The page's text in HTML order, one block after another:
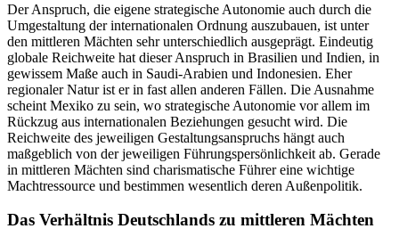
Der Anspruch, die eigene strategische Autonomie auch durch die
Umgestaltung der internationalen Ordnung auszubauen, ist unter
den mittleren Mäch­ten sehr unterschiedlich ausgeprägt. Eindeutig
globale Reichweite hat dieser Anspruch in Brasilien und Indien, in
gewissem Maße auch in Saudi-Arabien und Indonesien. Eher
regionaler Natur ist er in fast allen anderen Fällen. Die Ausnahme
scheint Mexiko zu sein, wo strategische Autonomie vor allem im
Rückzug aus internationalen Beziehungen gesucht wird. Die
Reichweite des jeweiligen Gestaltungs­anspruchs hängt auch
maßgeblich von der jeweiligen Führungspersönlichkeit ab. Gerade
in mittleren Mäch­ten sind charismatische Führer eine wichtige
Machtressource und bestimmen wesentlich deren Außenpolitik.
Das Verhältnis Deutschlands zu mittleren Mächten